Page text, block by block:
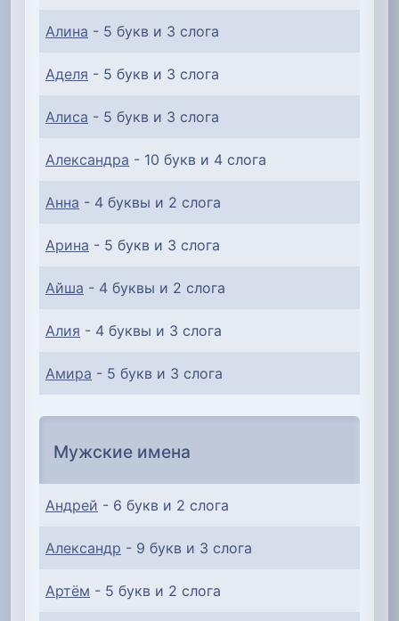
Алина - 5 букв и 3 слога
Аделя - 5 букв и 3 слога
Алиса - 5 букв и 3 слога
Александра - 10 букв и 4 слога
Анна - 4 буквы и 2 слога
Арина - 5 букв и 3 слога
Айша - 4 буквы и 2 слога
Алия - 4 буквы и 3 слога
Амира - 5 букв и 3 слога
Мужские имена
Андрей - 6 букв и 2 слога
Александр - 9 букв и 3 слога
Артём - 5 букв и 2 слога